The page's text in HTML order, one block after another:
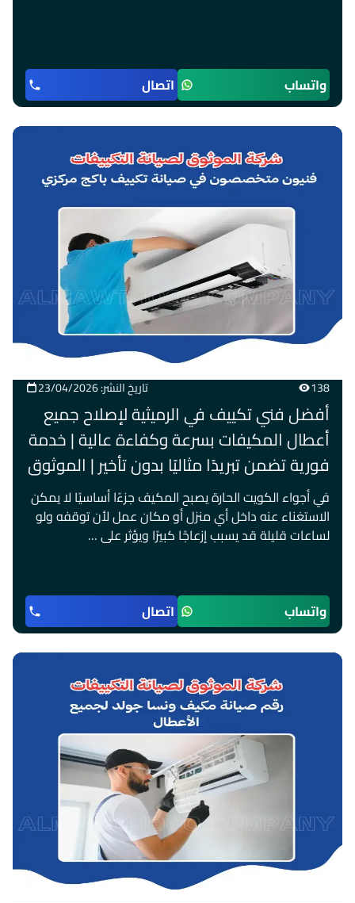
واتساب اتصال
138 تاريخ النشر: 23/04/2026
أفضل فني تكييف في الرميثية لإصلاح جميع
أعطال المكيفات بسرعة وكفاءة عالية | خدمة
فورية تضمن تبريدًا مثاليًا بدون تأخير | الموثوق
في أجواء الكويت الحارة يصبح المكيف جزءًا أساسيًا لا يمكن
الاستغناء عنه داخل أي منزل أو مكان عمل لأن توقفه ولو
لساعات قليلة قد يسبب إزعاجًا كبيرًا ويؤثر على …
واتساب اتصال